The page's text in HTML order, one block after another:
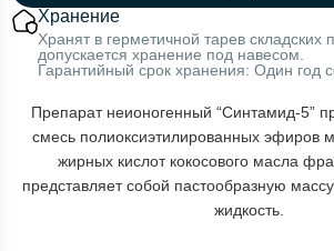
Хранение
Хранят в герметичной тарев складских
допускается хранение под навесом.
Гарантийный срок хранения: Один год
Препарат неионогенный “Синтамид-5”
смесь полиоксиэтилированных эфиров
жирных кислот кокосового масла
представляет собой пастообразную
жидкость.